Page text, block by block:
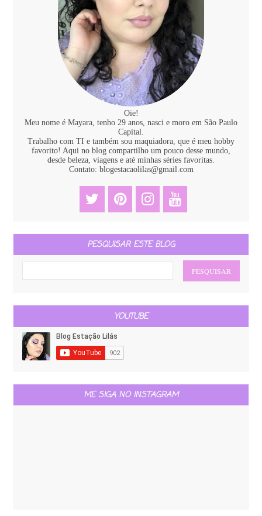
Oie!
Meu nome é Mayara, tenho 29 anos, nasci e moro em São Paulo
Capital.
Trabalho com TI e também sou maquiadora, que é meu hobby
favorito! Aqui no blog compartilho um pouco desse mundo,
desde beleza, viagens e até minhas séries favoritas.
Contato: blogestacaolilas@gmail.com
PESQUISAR ESTE BLOG
YOUTUBE
ME SIGA NO INSTAGRAM